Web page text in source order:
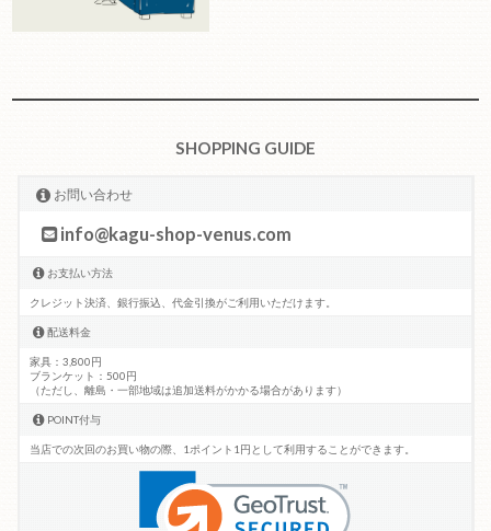
SHOPPING GUIDE
お問い合わせ
info@kagu-shop-venus.com
お支払い方法
クレジット決済、銀行振込、代金引換がご利用いただけます。
配送料金
家具：3,800円
ブランケット：500円
（ただし、離島・一部地域は追加送料がかかる場合があります）
POINT付与
当店での次回のお買い物の際、1ポイント1円として利用することができます。